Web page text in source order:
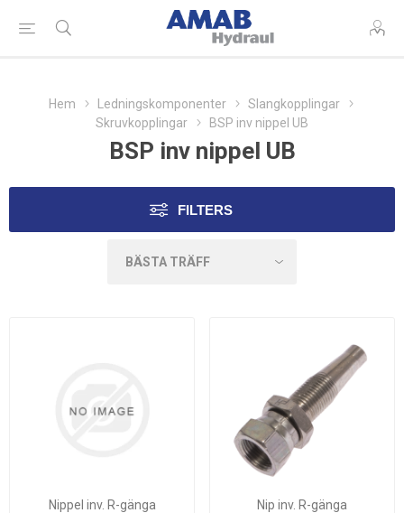
Hem Ledningskomponenter
Slangkopplingar
Skruvkopplingar
BSP inv nippel UB
BSP inv nippel UB
FILTERS
Nippel inv. R-gänga Nip inv. R-gänga